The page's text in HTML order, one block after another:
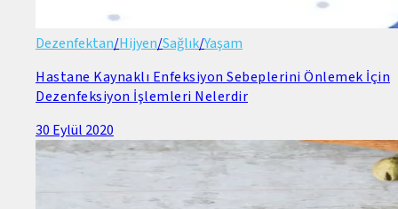
Dezenfektan/Hijyen/Sağlık/Yaşam
Hastane Kaynaklı Enfeksiyon Sebeplerini Önlemek İçin
Dezenfeksiyon İşlemleri Nelerdir
30 Eylül 2020